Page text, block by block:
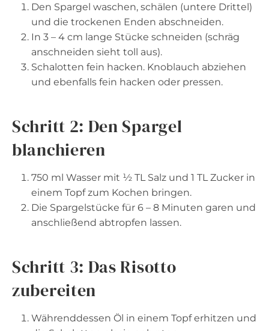
Den Spargel waschen, schälen (untere Drittel)
und die trockenen Enden abschneiden.
In 3 – 4 cm lange Stücke schneiden (schräg
anschneiden sieht toll aus).
Schalotten fein hacken. Knoblauch abziehen
und ebenfalls fein hacken oder pressen.
Schritt 2: Den Spargel
blanchieren
750 ml Wasser mit ½ TL Salz und 1 TL Zucker in
einem Topf zum Kochen bringen.
Die Spargelstücke für 6 – 8 Minuten garen und
anschließend abtropfen lassen.
Schritt 3: Das Risotto
zubereiten
Währenddessen Öl in einem Topf erhitzen und